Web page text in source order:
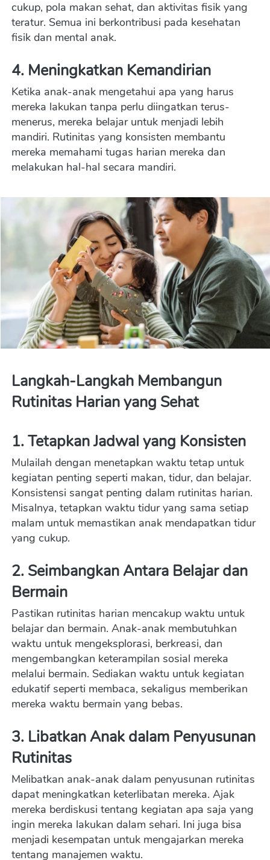
cukup, pola makan sehat, dan aktivitas fisik yang
teratur. Semua ini berkontribusi pada kesehatan
fisik dan mental anak.
4. Meningkatkan Kemandirian
Ketika anak-anak mengetahui apa yang harus
mereka lakukan tanpa perlu diingatkan terus-
menerus, mereka belajar untuk menjadi lebih
mandiri. Rutinitas yang konsisten membantu
mereka memahami tugas harian mereka dan
melakukan hal-hal secara mandiri.
Langkah-Langkah Membangun
Rutinitas Harian yang Sehat
1. Tetapkan Jadwal yang Konsisten
Mulailah dengan menetapkan waktu tetap untuk
kegiatan penting seperti makan, tidur, dan belajar.
Konsistensi sangat penting dalam rutinitas harian.
Misalnya, tetapkan waktu tidur yang sama setiap
malam untuk memastikan anak mendapatkan tidur
yang cukup.
2. Seimbangkan Antara Belajar dan
Bermain
Pastikan rutinitas harian mencakup waktu untuk
belajar dan bermain. Anak-anak membutuhkan
waktu untuk mengeksplorasi, berkreasi, dan
mengembangkan keterampilan sosial mereka
melalui bermain. Sediakan waktu untuk kegiatan
edukatif seperti membaca, sekaligus memberikan
mereka waktu bermain yang bebas.
3. Libatkan Anak dalam Penyusunan
Rutinitas
Melibatkan anak-anak dalam penyusunan rutinitas
dapat meningkatkan keterlibatan mereka. Ajak
mereka berdiskusi tentang kegiatan apa saja yang
ingin mereka lakukan dalam sehari. Ini juga bisa
menjadi kesempatan untuk mengajarkan mereka
tentang manajemen waktu.